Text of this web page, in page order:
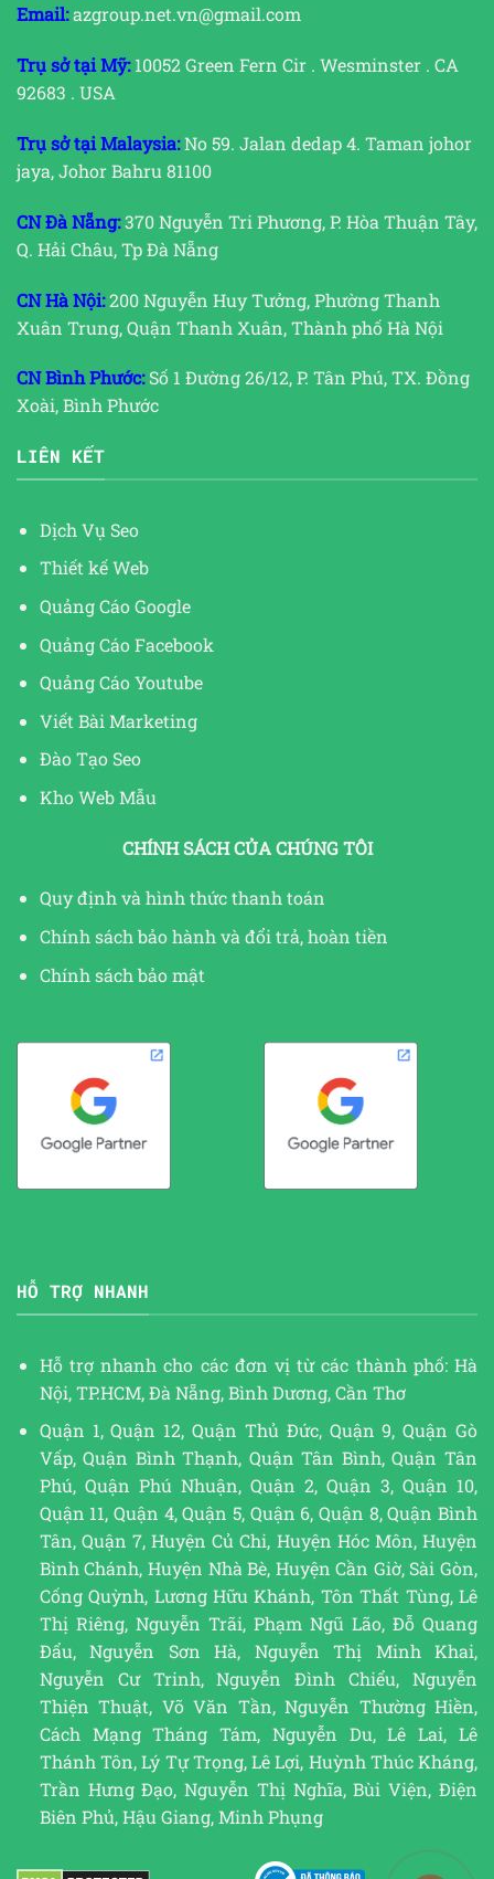
Email:azgroup.net.vn@gmail.com
Trụ sở tại Mỹ:10052 Green Fern Cir . Wesminster . CA
92683 . USA
Trụ sở tại Malaysia:No 59. Jalan dedap 4. Taman johor
jaya, Johor Bahru 81100
CN Đà Nẵng:370 Nguyễn Tri Phương, P. Hòa Thuận Tây,
Q. Hải Châu, Tp Đà Nẵng
CN Hà Nội:200 Nguyễn Huy Tưởng, Phường Thanh
Xuân Trung, Quận Thanh Xuân, Thành phố Hà Nội
CN Bình Phước:Số 1 Đường 26/12, P. Tân Phú, TX. Đồng
Xoài, Bình Phước
LIÊN KẾT
Dịch Vụ Seo
Thiết kế Web
Quảng Cáo Google
Quảng Cáo Facebook
Quảng Cáo Youtube
Viết Bài Marketing
Đào Tạo Seo
Kho Web Mẫu
CHÍNH SÁCH CỦA CHÚNG TÔI
Quy định và hình thức thanh toán
Chính sách bảo hành và đổi trả, hoàn tiền
Chính sách bảo mật
HỖ TRỢ NHANH
Hỗ trợ nhanh cho các đơn vị từ các thành phố: Hà
Nội, TP.HCM, Đà Nẵng, Bình Dương, Cần Thơ
Quận 1, Quận 12, Quận Thủ Đức, Quận 9, Quận Gò
Vấp, Quận Bình Thạnh, Quận Tân Bình, Quận Tân
Phú, Quận Phú Nhuận, Quận 2, Quận 3, Quận 10,
Quận 11, Quận 4, Quận 5, Quận 6, Quận 8, Quận Bình
Tân, Quận 7, Huyện Củ Chi, Huyện Hóc Môn, Huyện
Bình Chánh, Huyện Nhà Bè, Huyện Cần Giờ, Sài Gòn,
Cống Quỳnh, Lương Hữu Khánh, Tôn Thất Tùng, Lê
Thị Riêng, Nguyễn Trãi, Phạm Ngũ Lão, Đỗ Quang
Đẩu, Nguyễn Sơn Hà, Nguyễn Thị Minh Khai,
Nguyễn Cư Trinh, Nguyễn Đình Chiểu, Nguyễn
Thiện Thuật, Võ Văn Tần, Nguyễn Thường Hiền,
Cách Mạng Tháng Tám, Nguyễn Du, Lê Lai, Lê
Thánh Tôn, Lý Tự Trọng, Lê Lợi, Huỳnh Thúc Kháng,
Trần Hưng Đạo, Nguyễn Thị Nghĩa, Bùi Viện, Điện
Biên Phủ, Hậu Giang, Minh Phụng